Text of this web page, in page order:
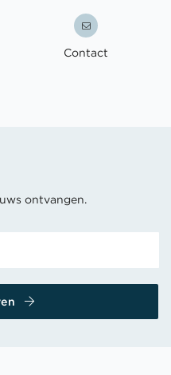
Contact
ontvangen.